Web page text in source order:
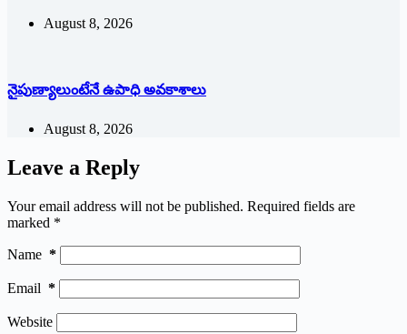
August 8, 2026
నైపుణ్యాలుంటేనే ఉపాధి అవకాశాలు
August 8, 2026
Leave a Reply
Your email address will not be published. Required fields are
marked *
Name *
Email *
Website